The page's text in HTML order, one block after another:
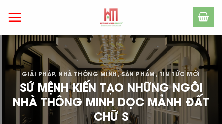
GIẢI PHÁP, NHÀ THÔNG MINH,SẢN PHẨM,TIN TỨC MỚI
SỨ MỆNH KIẾN TẠO NHỮNG NGÔI
NHÀ THÔNG MINH DỌC MẢNH ĐẤT
CHỮ S